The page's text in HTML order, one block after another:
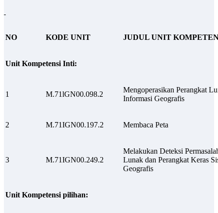
NO KODE UNIT JUDUL UNIT
Unit Kompetensi Inti:
1 M.71lGN00.098.2
Mengoperasikan Perangkat
Informasi Geografis
2 M.71IGN00.197.2 Membaca Peta
3 M.71IGN00.249.2
Melakukan Deteksi
Lunak dan Perangkat Keras
Geografis
Unit Kompetensi pilihan: